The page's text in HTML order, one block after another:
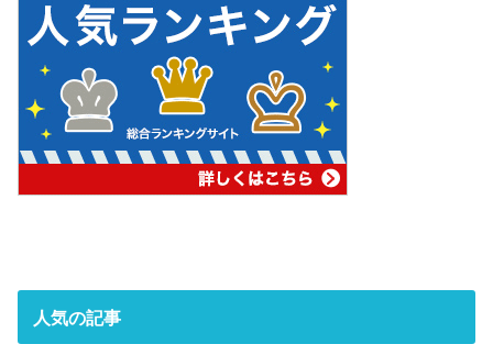
人気の記事